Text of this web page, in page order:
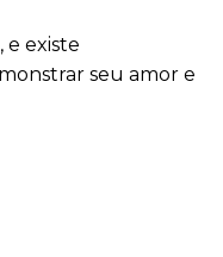
e existe
seu amor e